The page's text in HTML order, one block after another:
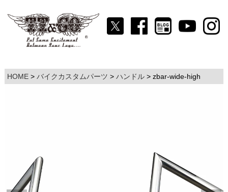
HOME バイクカスタムパーツ ハンドル zbar-wide-high